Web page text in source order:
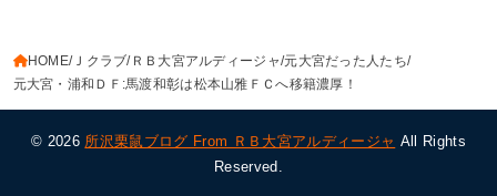
HOME Ｊクラブ ＲＢ大宮アルディージャ 元大宮だった人たち
元大宮・浦和ＤＦ:馬渡和彰は松本山雅ＦＣへ移籍濃厚！
© 2026 所沢栗鼠ブログ From ＲＢ大宮アルディージャ All Rights
Reserved.